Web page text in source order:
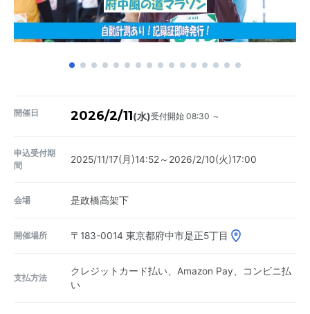
開催日 2026/2/11(水)受付開始 08:30 ～
申込受付期
間
2025/11/17(月)14:52～2026/2/10(火)17:00
会場 是政橋高架下
開催場所 〒183-0014 東京都府中市是正5丁目
支払方法
クレジットカード払い、Amazon Pay、コンビニ払
い